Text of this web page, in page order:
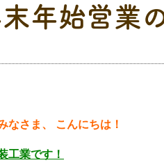
年始営業
なさま、 こんにちは！
工業です！